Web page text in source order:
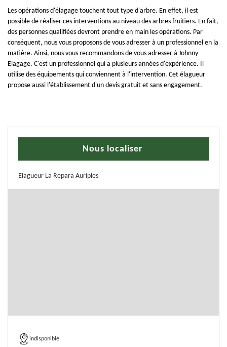
Les opérations d'élagage touchent tout type d'arbre. En effet, il est
possible de réaliser ces interventions au niveau des arbres fruitiers. En fait,
des personnes qualifiées devront prendre en main les opérations. Par
conséquent, nous vous proposons de vous adresser à un professionnel en la
matière. Ainsi, nous vous recommandons de vous adresser à Johnny
Elagage. C'est un professionnel qui a plusieurs années d'expérience. Il
utilise des équipements qui conviennent à l'intervention. Cet élagueur
propose aussi l'établissement d'un devis gratuit et sans engagement.
Nous localiser
Elagueur La Repara Auriples
indisponible